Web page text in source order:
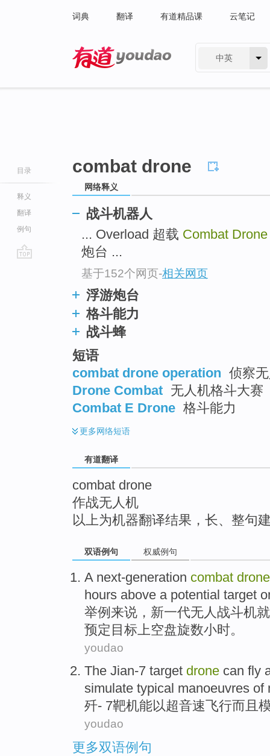
词典 翻译 有道精品课 云笔记
中英
目录
释义
翻译
例句
combat drone
网络释义
战斗机器人
... Overload 超载 Combat
炮台 ...
基于152个网页-相关网页
浮游炮台
格斗能力
战斗蜂
短语
combat drone operation 侦察
Drone Combat 无人机格斗大赛
Combat E Drone 格斗能力
更多网络短语
有道翻译
combat drone
作战无人机
以上为机器翻译结果，长、整句
双语例句 权威例句
A next-generation combat drone
hours above a potential target
举例 来说，新一代无人 战斗机
预定 目标 上空盘旋数小时。
youdao
The Jian-7 target drone can fly
simulate typical manoeuvres of
歼- 7靶机能以超音速飞行而且
youdao
更多双语例句